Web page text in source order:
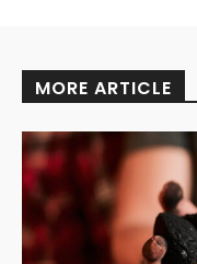
MORE ARTICLE